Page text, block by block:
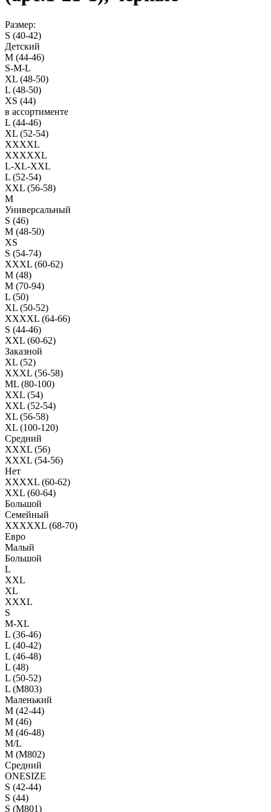
Размер:
S (40-42)
Детский
M (44-46)
S-M-L
XL (48-50)
L (48-50)
XS (44)
в ассортименте
L (44-46)
XL (52-54)
XXXXL
XXXXXL
L-XL-XXL
L (52-54)
XXL (56-58)
M
Универсальный
S (46)
M (48-50)
XS
S (54-74)
XXXL (60-62)
M (48)
M (70-94)
L (50)
XL (50-52)
XXXXL (64-66)
S (44-46)
XXL (60-62)
Заказной
XL (52)
XXXL (56-58)
ML (80-100)
XXL (54)
XXL (52-54)
XL (56-58)
XL (100-120)
Средний
XXXL (56)
XXXL (54-56)
Нет
XXXXL (60-62)
XXL (60-64)
Большой
Семейный
XXXXXL (68-70)
Евро
Малый
Большой
L
XXL
XL
XXXL
S
M-XL
L (36-46)
L (40-42)
L (46-48)
L (48)
L (50-52)
L (M803)
Маленький
М (42-44)
M (46)
M (46-48)
M/L
M (M802)
Средний
ONESIZE
S (42-44)
S (44)
S (M801)